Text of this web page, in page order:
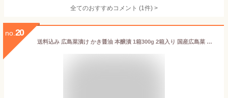
全てのおすすめコメント (1件) >
no. 20
送料込み 広島菜漬け かき醤油 本醸漬 1箱300g 2箱入り 国産広島菜 漬物 手土産 ご当地 山豊漬物 お土産